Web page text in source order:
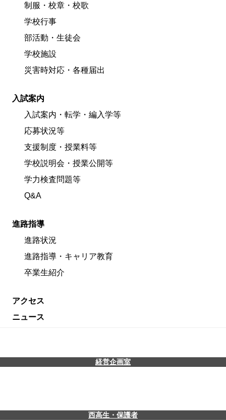
制服・校章・校歌
学校行事
部活動・生徒会
学校施設
災害時対応・各種届出
入試案内
入試案内・転学・編入学等
応募状況等
支援制度・授業料等
学校説明会・授業公開等
学力検査問題等
Q&A
進路指導
進路状況
進路指導・キャリア教育
卒業生紹介
アクセス
ニュース
経営企画室
西高生・保護者